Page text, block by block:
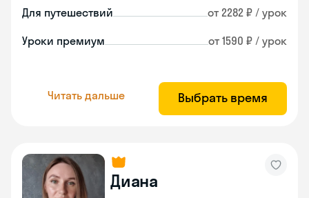
Для путешествий от 2282 ₽ / урок
Уроки премиум от 1590 ₽ / урок
Читать дальше Выбрать время
Диана